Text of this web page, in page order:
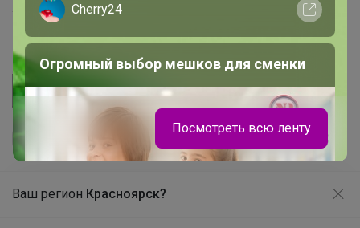
Ваш регион Красноярск?
Укорачиватель ссылок
Cherry24
Огромный выбор мешков для сменки
Посмотреть всю ленту
Продолжая использовать этот сайт и нажимая кнопку